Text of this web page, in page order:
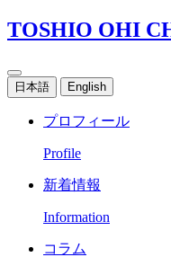
TOSHIO OHI
日本語 English
プロフィール
Profile
新着情報
Information
コラム